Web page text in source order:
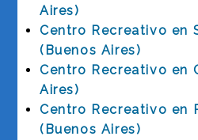
Aires)
Centro Recreativo en
(Buenos Aires)
Centro Recreativo en
Aires)
Centro Recreativo en
(Buenos Aires)